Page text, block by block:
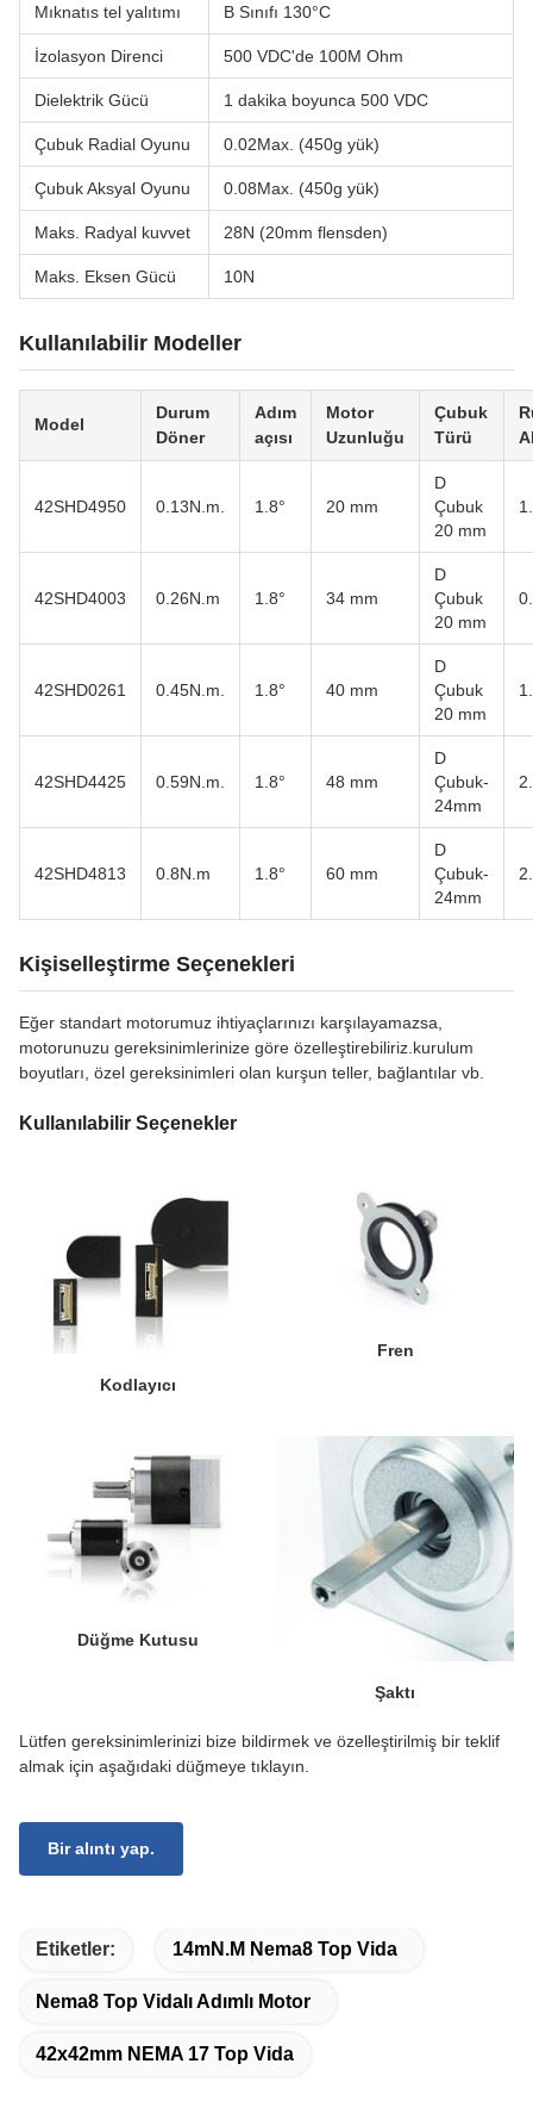
Mıknatıs tel yalıtımı B Sınıfı 130°C
İzolasyon Direnci 500 VDC'de 100M Ohm
Dielektrik Gücü 1 dakika boyunca 500 VDC
Çubuk Radial Oyunu 0.02Max. (450g yük)
Çubuk Aksyal Oyunu 0.08Max. (450g yük)
Maks. Radyal kuvvet 28N (20mm flensden)
Maks. Eksen Gücü 10N
Kullanılabilir Modeller
Model
Durum
Döner
Adım
açısı
Motor
Uzunluğu
Çubuk
Türü
42SHD4950 0.13N.m. 1.8° 20 mm
D
Çubuk
20 mm
42SHD4003 0.26N.m 1.8° 34 mm
D
Çubuk
20 mm
42SHD0261 0.45N.m. 1.8° 40 mm
D
Çubuk
20 mm
42SHD4425 0.59N.m. 1.8° 48 mm
D
Çubuk-
24mm
42SHD4813 0.8N.m 1.8° 60 mm
D
Çubuk-
24mm
Kişiselleştirme Seçenekleri
Eğer standart motorumuz ihtiyaçlarınızı karşılayamazsa,
motorunuzu gereksinimlerinize göre özelleştirebiliriz.kurulum
boyutları, özel gereksinimleri olan kurşun teller, bağlantılar vb.
Kullanılabilir Seçenekler
Kodlayıcı
Fren
Düğme Kutusu
Şaktı
Lütfen gereksinimlerinizi bize bildirmek ve özelleştirilmiş bir teklif
almak için aşağıdaki düğmeye tıklayın.
Bir alıntı yap.
Etiketler: 14mN.M Nema8 Top Vida
Nema8 Top Vidalı Adımlı Motor
42x42mm NEMA 17 Top Vida